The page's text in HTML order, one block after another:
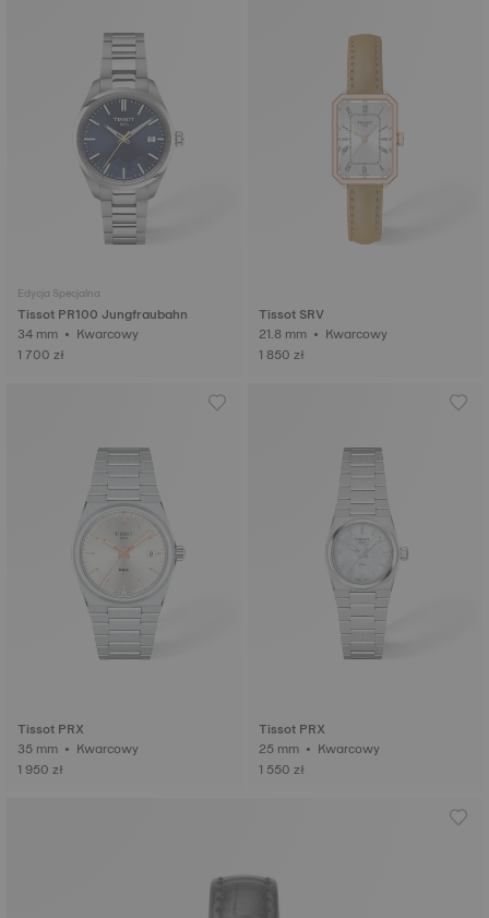
Edycja Specjalna
Tissot PR100 Jungfraubahn
34 mm • Kwarcowy
1 700 zł
Tissot SRV
21.8 mm • Kwarcowy
1 850 zł
Tissot PRX
35 mm • Kwarcowy
1 950 zł
Tissot PRX
25 mm • Kwarcowy
1 550 zł